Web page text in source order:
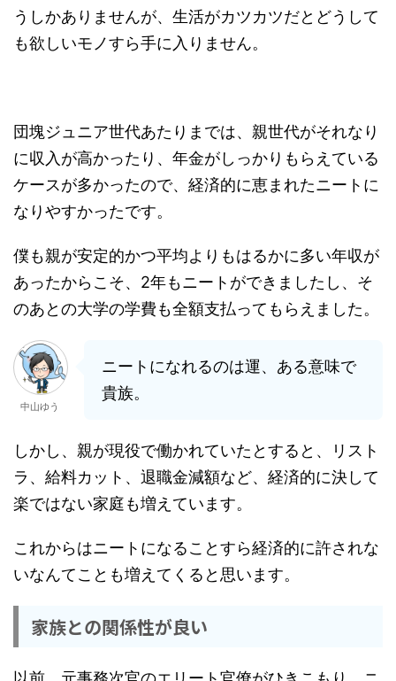
うしかありませんが、生活がカツカツだとどうして
も欲しいモノすら手に入りません。
団塊ジュニア世代あたりまでは、親世代がそれなり
に収入が高かったり、年金がしっかりもらえている
ケースが多かったので、経済的に恵まれたニートに
なりやすかったです。
僕も親が安定的かつ平均よりもはるかに多い年収が
あったからこそ、2年もニートができましたし、そ
のあとの大学の学費も全額支払ってもらえました。
中山ゆう
ニートになれるのは運、ある意味で
貴族。
しかし、親が現役で働かれていたとすると、リスト
ラ、給料カット、退職金減額など、経済的に決して
楽ではない家庭も増えています。
これからはニートになることすら経済的に許されな
いなんてことも増えてくると思います。
家族との関係性が良い